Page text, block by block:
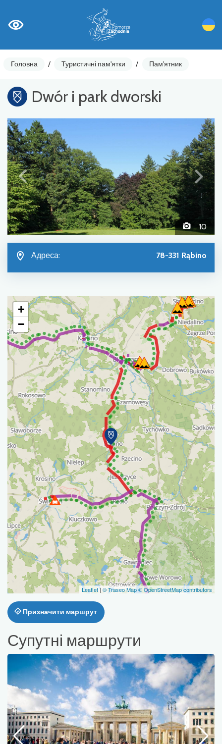
Головна / Туристичні пам'ятки / Пам'ятник
Dwór i park dworski
10
Адреса: 78-331 Rąbino
+
−
Leaflet| © Traseo Map© OpenStreetMap contributors
Призначити маршрут
Супутні маршрути